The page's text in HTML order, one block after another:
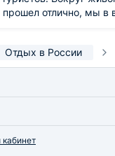
отлично, мы в
Отдых в России
кабинет